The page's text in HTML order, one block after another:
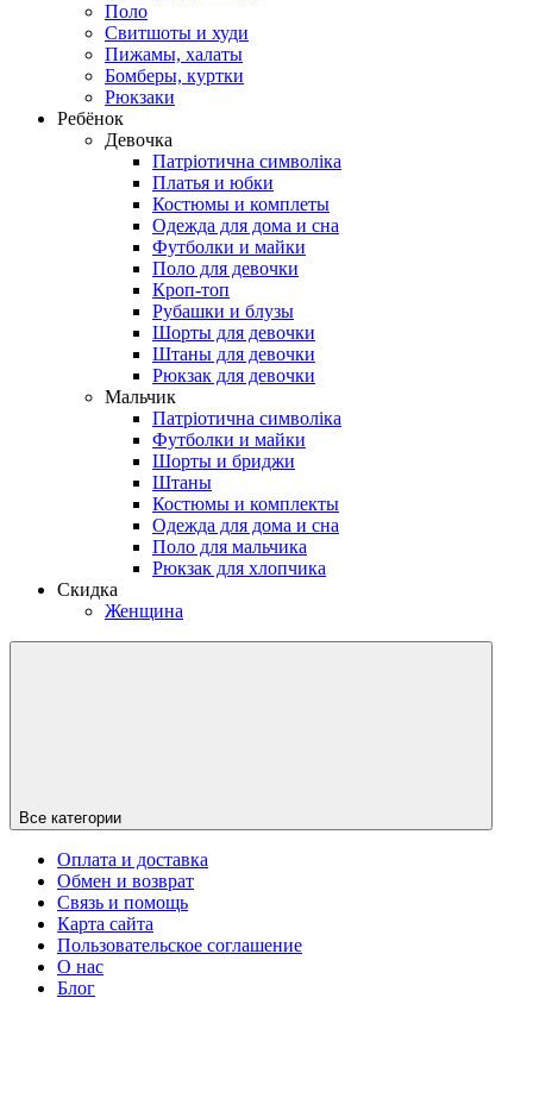
Поло
Свитшоты и худи
Пижамы, халаты
Бомберы, куртки
Рюкзаки
Ребёнок
Девочка
Патріотична символіка
Платья и юбки
Костюмы и комплеты
Одежда для дома и сна
Футболки и майки
Поло для девочки
Кроп-топ
Рубашки и блузы
Шорты для девочки
Штаны для девочки
Рюкзак для девочки
Мальчик
Патріотична символіка
Футболки и майки
Шорты и бриджи
Штаны
Костюмы и комплекты
Одежда для дома и сна
Поло для мальчика
Рюкзак для хлопчика
Скидка
Женщина
Все категории
Оплата и доставка
Обмен и возврат
Связь и помощь
Карта сайта
Пользовательское соглашение
О нас
Блог